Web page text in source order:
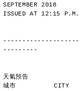
SEPTEMBER 2018
ISSUED AT 12:15 P.M.
---------
天氣預告
城市          CITY